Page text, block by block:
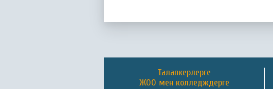
Талапкерлерге
ЖОО мен колледждерге